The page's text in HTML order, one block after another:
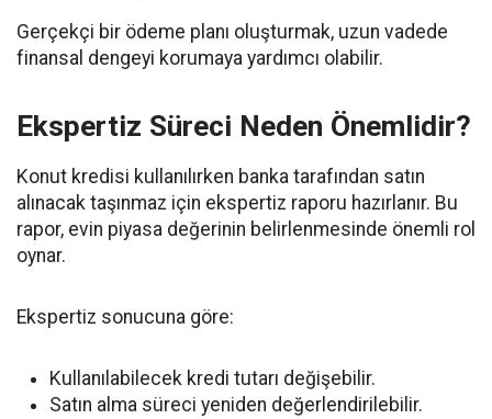
Gerçekçi bir ödeme planı oluşturmak, uzun vadede
finansal dengeyi korumaya yardımcı olabilir.
Ekspertiz Süreci Neden Önemlidir?
Konut kredisi kullanılırken banka tarafından satın
alınacak taşınmaz için ekspertiz raporu hazırlanır. Bu
rapor, evin piyasa değerinin belirlenmesinde önemli rol
oynar.
Ekspertiz sonucuna göre:
Kullanılabilecek kredi tutarı değişebilir.
Satın alma süreci yeniden değerlendirilebilir.